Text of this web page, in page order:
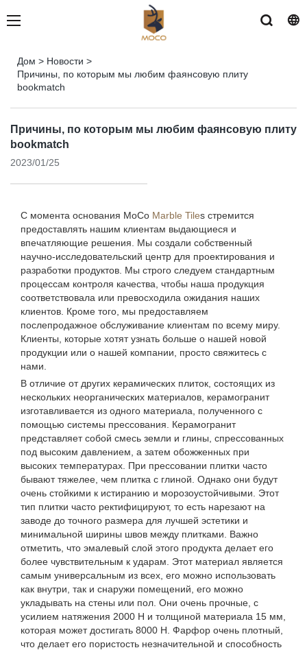
Дом > Новости >
Причины, по которым мы любим фаянсовую плиту
bookmatch
Причины, по которым мы любим фаянсовую плиту
bookmatch
2023/01/25
С момента основания MoCo Marble Tiles стремится
предоставлять нашим клиентам выдающиеся и
впечатляющие решения. Мы создали собственный
научно-исследовательский центр для проектирования и
разработки продуктов. Мы строго следуем стандартным
процессам контроля качества, чтобы наша продукция
соответствовала или превосходила ожидания наших
клиентов. Кроме того, мы предоставляем
послепродажное обслуживание клиентам по всему миру.
Клиенты, которые хотят узнать больше о нашей новой
продукции или о нашей компании, просто свяжитесь с
нами.
В отличие от других керамических плиток, состоящих из
нескольких неорганических материалов, керамогранит
изготавливается из одного материала, полученного с
помощью системы прессования. Керамогранит
представляет собой смесь земли и глины, спрессованных
под высоким давлением, а затем обожженных при
высоких температурах. При прессовании плитки часто
бывают тяжелее, чем плитка с глиной. Однако они будут
очень стойкими к истиранию и морозоустойчивыми. Этот
тип плитки часто ректифицируют, то есть нарезают на
заводе до точного размера для лучшей эстетики и
минимальной ширины швов между плитками. Важно
отметить, что эмалевый слой этого продукта делает его
более чувствительным к ударам. Этот материал является
самым универсальным из всех, его можно использовать
как внутри, так и снаружи помещений, его можно
укладывать на стены или пол. Они очень прочные, с
усилием натяжения 2000 Н и толщиной материала 15 мм,
которая может достигать 8000 Н. Фарфор очень плотный,
что делает его пористость незначительной и способность